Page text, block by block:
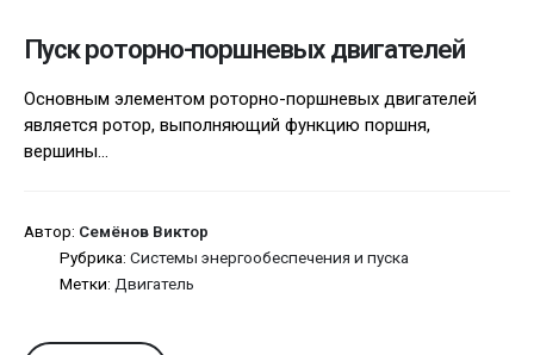
Пуск роторно-поршневых двигателей
Основным элементом роторно-поршневых двигателей
является ротор, выполняющий функцию поршня,
вершины...
Автор: Семёнов Виктор
Рубрика: Системы энергообеспечения и пуска
Метки: Двигатель